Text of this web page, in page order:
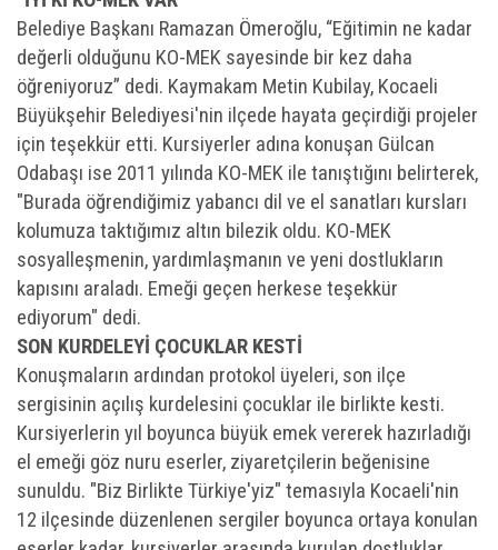
Belediye Başkanı Ramazan Ömeroğlu, “Eğitimin ne kadar
değerli olduğunu KO-MEK sayesinde bir kez daha
öğreniyoruz” dedi. Kaymakam Metin Kubilay, Kocaeli
Büyükşehir Belediyesi'nin ilçede hayata geçirdiği projeler
için teşekkür etti. Kursiyerler adına konuşan Gülcan
Odabaşı ise 2011 yılında KO-MEK ile tanıştığını belirterek,
"Burada öğrendiğimiz yabancı dil ve el sanatları kursları
kolumuza taktığımız altın bilezik oldu. KO-MEK
sosyalleşmenin, yardımlaşmanın ve yeni dostlukların
kapısını araladı. Emeği geçen herkese teşekkür
ediyorum" dedi.
SON KURDELEYİ ÇOCUKLAR KESTİ
Konuşmaların ardından protokol üyeleri, son ilçe
sergisinin açılış kurdelesini çocuklar ile birlikte kesti.
Kursiyerlerin yıl boyunca büyük emek vererek hazırladığı
el emeği göz nuru eserler, ziyaretçilerin beğenisine
sunuldu. "Biz Birlikte Türkiye'yiz" temasıyla Kocaeli'nin
12 ilçesinde düzenlenen sergiler boyunca ortaya konulan